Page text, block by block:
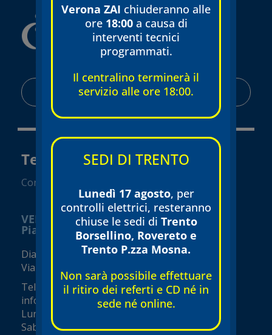
AREA RISERVATA
Tecnomed Verona Srl
Convenzionato SSN
VERONA
Piazza Isolo
Diagnostica e visite specialistiche
Via Seghe San Tomaso, 17
Tel.
045 8002248
info@tecnomed-verona.it
Lunedì – Venerdì 08:00 – 19:00
Sabato 08:00 – 16:00 (orari variabili)
Verona ZAI chiuderanno alle
ore 18:00a causa di
interventi tecnici
programmati.
Il centralino terminerà il
servizio alle ore 18:00.
SEDI DI TRENTO
Lunedì 17 agosto, per
controlli elettrici, resteranno
chiuse le sedi di Trento
Borsellino, Rovereto e
Trento P.zza Mosna.
Non sarà possibile effettuare
il ritiro dei referti e CD né in
sede né online.